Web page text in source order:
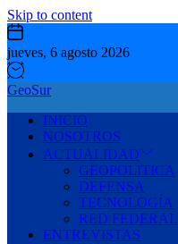
Skip to content
jueves, 6 agosto 2026
GeoSur
INICIO
NOSOTROS
ACTUALIDAD
GEOPOLITICA
DEFENSA
TECNOLOGÍA
RED FEDERAL
ENTREVISTAS